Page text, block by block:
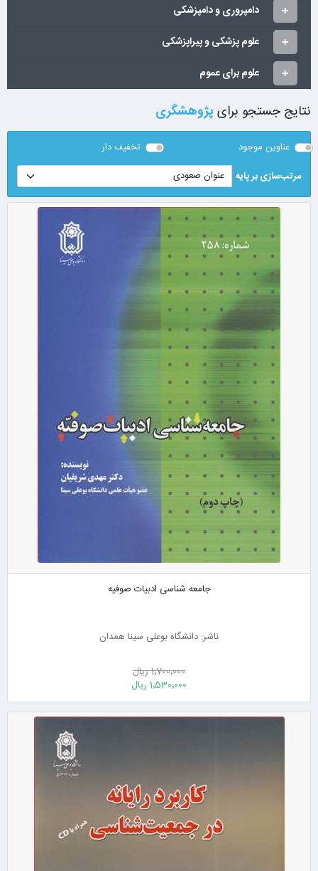
دامپروری و دامپزشکی
علوم پزشکی و پیراپزشکی
علوم برای عموم
نتایج جستجو برای پژوهشگری
عناوین موجود
تخفیف دار
مرتب‌سازی بر پایه
جامعه شناسی ادبیات صوفیه
ناشر: دانشگاه بوعلی سینا همدان
1٬700٬000 ریال
1٬530٬000 ریال